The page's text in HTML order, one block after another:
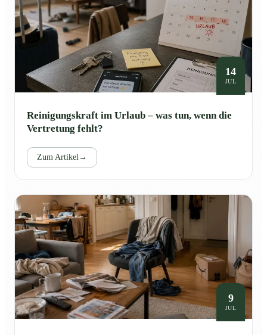
14
JUL
Reinigungskraft im Urlaub – was tun, wenn die
Vertretung fehlt?
Zum Artikel →
9
JUL